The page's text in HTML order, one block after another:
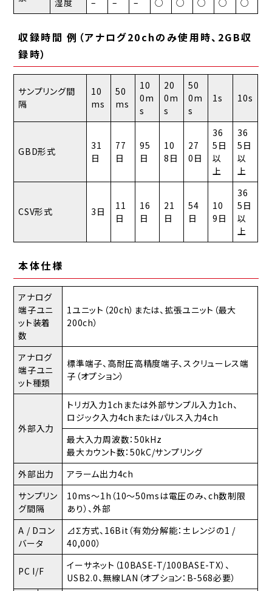
収録時間 例（アナログ20chのみ使用時、2GB収
録時）
サンプリング間
隔
10
ms
50
ms
10
0m
s
20
0m
s
50
0m
s
1s 10s
GBD形式
31
日
77
日
95
日
10
8日
27
0日
36
5日
以
上
36
5日
以
上
CSV形式 3日
11
日
16
日
21
日
54
日
10
9日
36
5日
以
上
本体仕様
アナログ
端子ユニ
ット装着
数
1ユニット（20ch）または、拡張ユニット（最大
200ch）
アナログ
端子ユニ
ット種類
標準端子、高耐圧高精度端子、スクリューレス端
子（オプション）
外部入力
トリガ入力1chまたは外部サンプル入力1ch、
ロジック入力4chまたはパルス入力4ch
最大入力周波数：50kHz
最大カウント数：50kC/サンプリング
外部出力
アラーム出力4ch
サンプリン
グ間隔
10ms～1h（10～50msは電圧のみ、ch数制限
あり）、外部
A / Dコン
バータ
⊿Σ方式、16Bit（有効分解能：±レンジの1 /
40,000）
PC I/F
イーサネット（10BASE-T/100BASE-TX）、
USB2.0、無線LAN（オプション：B-568必要）